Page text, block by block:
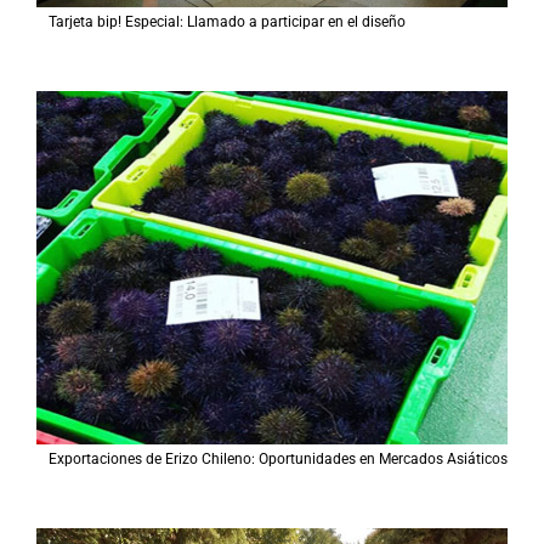
Tarjeta bip! Especial: Llamado a participar en el diseño
Exportaciones de Erizo Chileno: Oportunidades en Mercados Asiáticos